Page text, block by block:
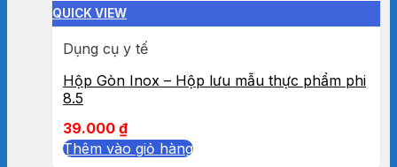
QUICK VIEW
Dụng cụ y tế
Hộp Gòn Inox – Hộp lưu mẫu thực phẩm phi
8.5
39.000 ₫
Thêm vào giỏ hàng